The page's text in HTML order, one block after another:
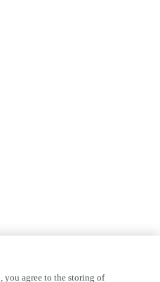
agree to the storing of